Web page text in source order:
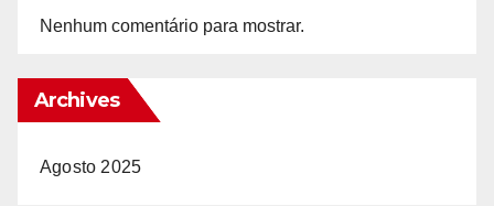
Nenhum comentário para mostrar.
Archives
Agosto 2025